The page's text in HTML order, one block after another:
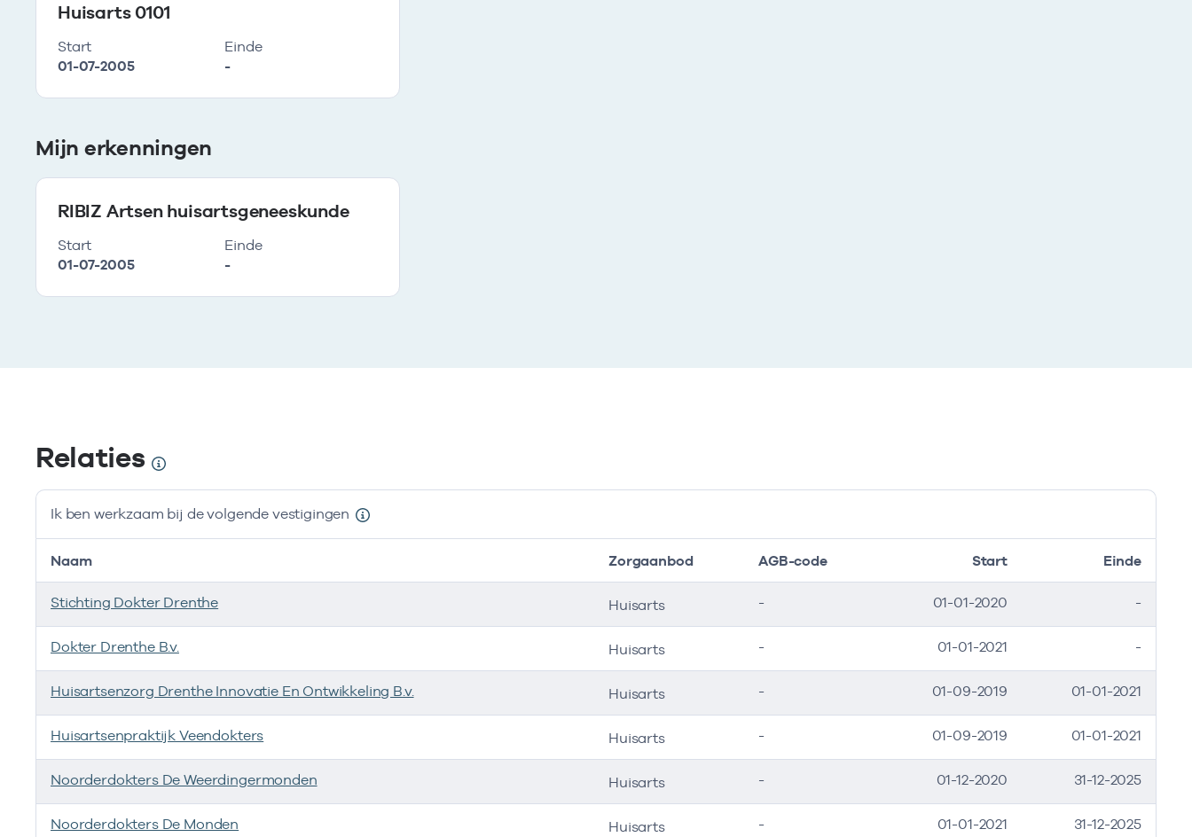
Huisarts 0101
Start
01-07-2005
Einde
-
Mijn erkenningen
RIBIZ Artsen huisartsgeneeskunde
Start
01-07-2005
Einde
-
Relaties
Ik ben werkzaam bij de volgende vestigingen
Naam Zorgaanbod AGB-code Start Einde
Stichting Dokter Drenthe Huisarts - 01-01-2020 -
Dokter Drenthe B.v. Huisarts - 01-01-2021 -
Huisartsenzorg Drenthe Innovatie En Ontwikkeling B.v. Huisarts - 01-09-2019 01-01-2021
Huisartsenpraktijk Veendokters Huisarts - 01-09-2019 01-01-2021
Noorderdokters De Weerdingermonden Huisarts - 01-12-2020 31-12-2025
Noorderdokters De Monden Huisarts - 01-01-2021 31-12-2025